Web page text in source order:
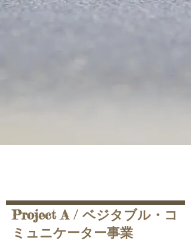
Project A / ベジタブル・コ
ミュニケーター事業